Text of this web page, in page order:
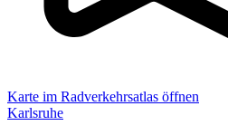
Karte im Radverkehrsatlas öffnen
Karlsruhe